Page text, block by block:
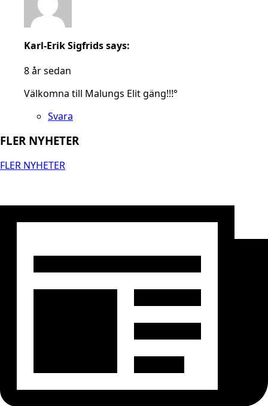
Karl-Erik Sigfridssays:
8 år sedan
Välkomna till Malungs Elit gäng!!!°
Svara
FLER NYHETER
FLER NYHETER